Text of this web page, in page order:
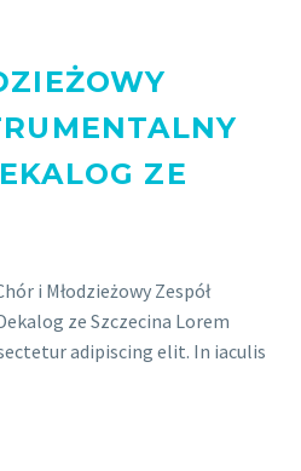
ZE
i Młodzieżowy Zespół
ze Szczecina Lorem
adipiscing elit. In iaculis